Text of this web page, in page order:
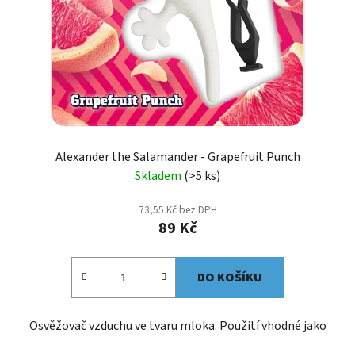
Alexander the Salamander - Grapefruit Punch
Skladem (>5 ks)
73,55 Kč bez DPH
89 Kč
DO KOŠÍKU
Osvěžovač vzduchu ve tvaru mloka. Použití vhodné jako